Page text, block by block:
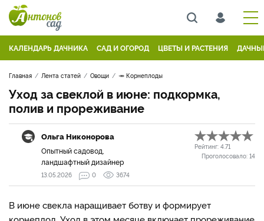
КАЛЕНДАРЬ ДАЧНИКА САД И ОГОРОД ЦВЕТЫ И РАСТЕНИЯ
Главная Лента статей Овощи 🥕 Корнеплоды
Уход за свеклой в июне: подкормка,
полив и прореживание
Ольга Никонорова
Опытный садовод,
ландшафтный дизайнер
Рейтинг: 4.71
Проголосовало: 14
13.05.2026 0 3674
В июне свекла наращивает ботву и формирует